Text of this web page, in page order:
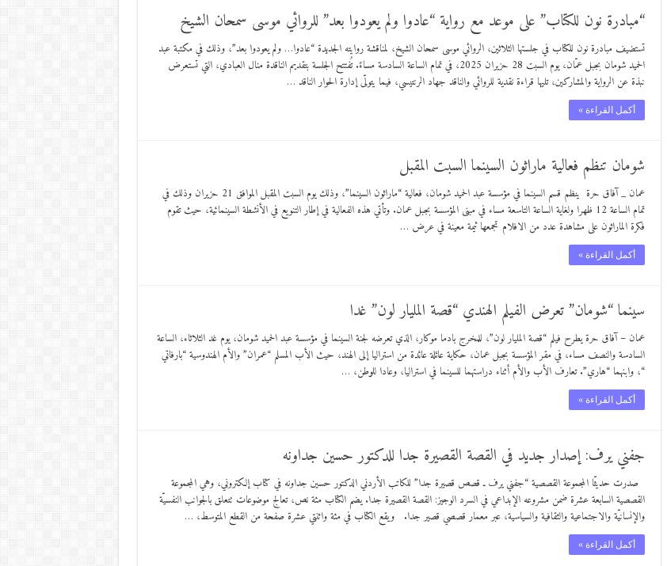
“مبادرة نون للكتاب” على موعد مع رواية “عادوا ولم يعودوا بعد” للروائي موسى سمحان الشيخ
تستضيف مبادرة نون للكتاب في جلستها الثلاثين، الروائي موسى سمحان الشيخ، لمناقشة روايته الجديدة “عادوا… ولم يعودوا بعد”، وذلك في مكتبة عبد
الحميد شومان بجبل عمّان، يوم السبت 28 حزيران 2025، في تمام الساعة السادسة مساءً. تُفتتح الجلسة بتقديم الناقدة منال العبادي، التي تستعرض
نبذة عن الرواية والمشاركين، تليها قراءة نقدية للروائي والناقد جهاد الرنتيسي، فيما يتولّى إدارة الحوار الناقد …
أكمل القراءة »
شومان تنظم فعالية ماراثون السينما السبت المقبل
عمان _ آفاق حرة ينظم قسم السينما في مؤسسة عبد الحميد شومان، فعالية “ماراثون السينما”، وذلك يوم السبت المقبل الموافق 21 حزيران وذلك في
تمام الساعة 12 ظهرا ولغاية الساعة التاسعة مساء في مبنى المؤسسة بجبل عمان. وتأتي هذه الفعالية في إطار التنويع في الأنشطة السينمائية، حيث تقوم
فكرة الماراثون على مشاهدة عدد من الافلام تجمعها ثيمة معينة في عرض …
أكمل القراءة »
سينما “شومان” تعرض الفيلم الهندي “قصة المليار لون” غدا
عمان – آفاق حرة يطرح فيلم “قصة المليار لون”، للمخرج بادما موكار، الذي تعرضه لجنة السينما في مؤسسة عبد الحميد شومان، يوم غد الثلاثاء، الساعة
السادسة والنصف مساء، في مقر المؤسسة بجبل عمان، حكاية عائلة عائدة من استراليا إلى الهند، حيث الأب المسلم “عمران” والأم الهندوسية “بارفاتي
“، وابنهما “هاري”. تعارف الأب والأم أثناء دراستهما للسينما في استراليا، وعادا للوطن، …
أكمل القراءة »
جفني يرف: إصدار جديد في القصة القصيرة جدا للدكتور حسين جداونه
صدرت حديثّا المجموعة القصصية “جفني يرف ـ قصص قصيرة جدا” للكاتب الأردني الدكتور حسين جداونه في كتاب إلكتروني، وهي المجموعة
القصصية السابعة عشرة ضمن مشروعه الإبداعي في السرد الوجيز: القصة القصيرة جدا. يضم الكتاب مئة نص، تعالج موضوعات تتعلق بالجوانب النفسيّة
والإنسانيّة والاجتماعية والثقافية والسياسية، عبر معمار قصصي قصير جدا. ويقع الكتاب في مئة واثنتي عشرة صفحة من القطع المتوسط، …
أكمل القراءة »